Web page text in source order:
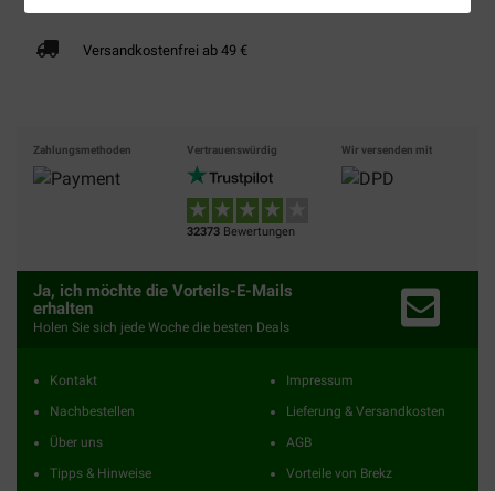
Versandkostenfrei ab 49 €
Zahlungsmethoden Vertrauenswürdig
32373 Bewertungen
Wir versenden mit
Ja, ich möchte die Vorteils-E-Mails
erhalten
Holen Sie sich jede Woche die besten Deals
Kontakt
Nachbestellen
Über uns
Tipps & Hinweise
Impressum
Lieferung & Versandkosten
AGB
Vorteile von Brekz